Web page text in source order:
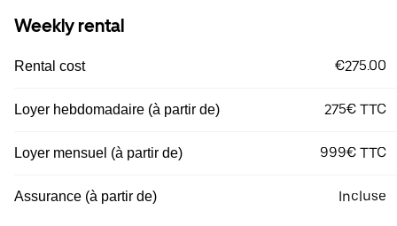
Weekly rental
Rental cost €275.00
Loyer hebdomadaire (à partir de) 275€ TTC
Loyer mensuel (à partir de) 999€ TTC
Assurance (à partir de) Incluse